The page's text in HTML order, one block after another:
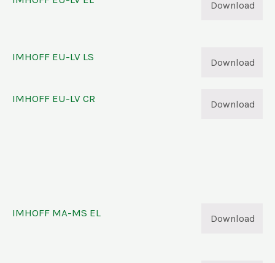
Download
IMHOFF EU-LV LS Download
IMHOFF EU-LV CR Download
IMHOFF MA-MS EL Download